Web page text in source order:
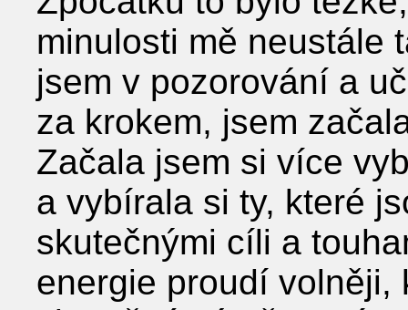
minulosti mě neustále
jsem v pozorování a
za krokem, jsem
Začala jsem si více
a vybírala si ty, které
skutečnými cíli a
energie proudí volněji,